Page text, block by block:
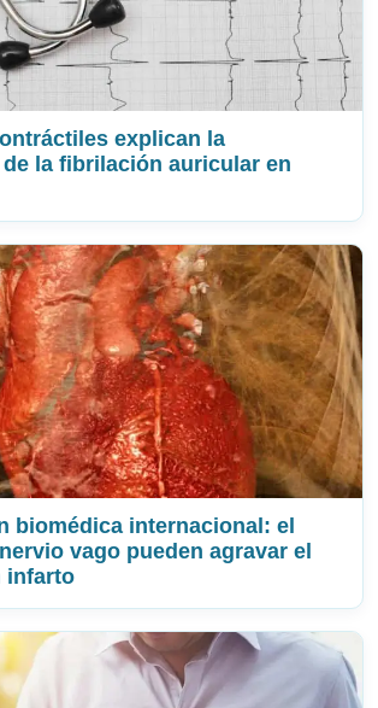
explican la
la fibrilación auricular en
biomédica internacional: el
vago pueden agravar el
infarto